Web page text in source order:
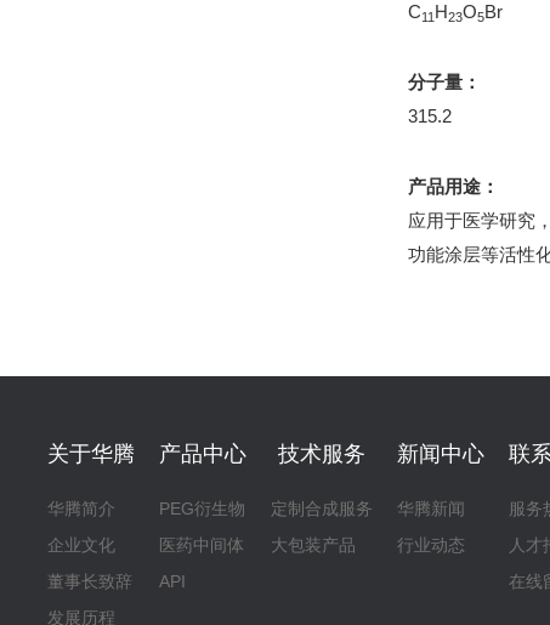
C11 H23O5Br
分子量：
315.2
产品用途：
应用于医学研究
功能涂层等活性
关于华腾
华腾简介
企业文化
董事长致辞
发展历程
产品中心
PEG衍生物
医药中间体
API
技术服务
定制合成服务
大包装产品
新闻中心
华腾新闻
行业动态
联
服务
人才
在线